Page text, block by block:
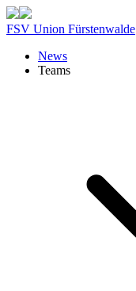
FSV Union Fürstenwalde
News
Teams